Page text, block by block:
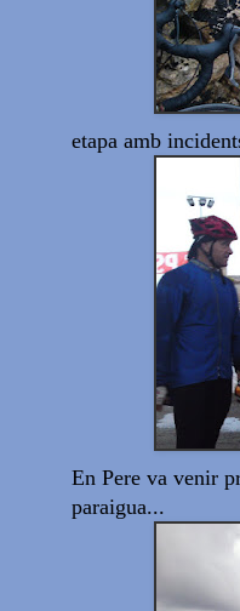
etapa amb
En Pere va venir
paraigua...